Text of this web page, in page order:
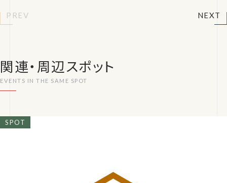
PREV NEXT
関連・周辺スポット